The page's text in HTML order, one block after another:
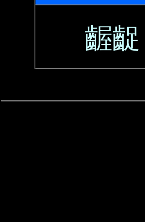
齷齪